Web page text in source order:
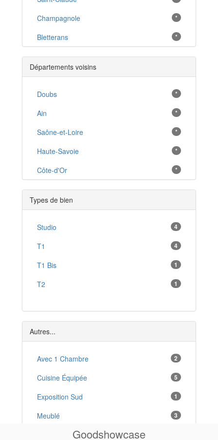
Champagnole *
Bletterans *
Chaussin *
Arbois *
Morez *
Mont-sous-Vaudrey *
Salins-les-Bains *
Orgelet *
Chaumergy *
Les Rousses *
Saint-Laurent-en-Grandvaux *
Poligny *
Arinthod *
Saint-Amour *
Le Deschaux *
Orchamps *
Départements voisins
Doubs *
Ain *
Saône-et-Loire *
Haute-Savoie *
Côte-d'Or *
Types de bien
Studio 4
T1 4
T1 Bis 1
T2 1
Autres...
Avec 1 Chambre 2
Cuisine Équipée 5
Exposition Sud 1
Meublé 3
Goodshowcase